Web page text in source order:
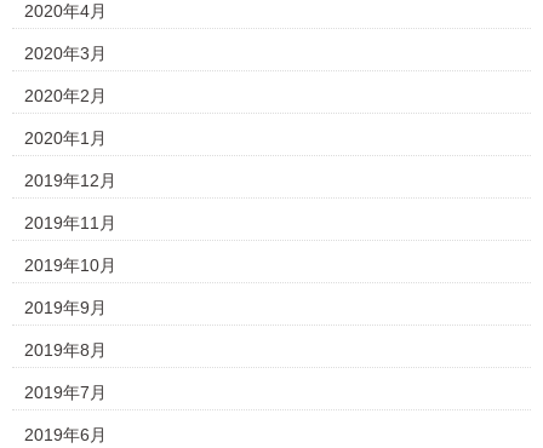
2020年4月
2020年3月
2020年2月
2020年1月
2019年12月
2019年11月
2019年10月
2019年9月
2019年8月
2019年7月
2019年6月